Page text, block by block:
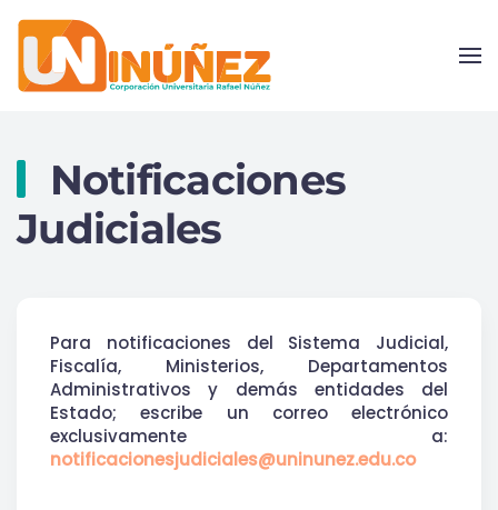
Skip to main content
Notificaciones
Judiciales
Para notificaciones del Sistema Judicial,
Fiscalía, Ministerios, Departamentos
Administrativos y demás entidades del
Estado; escribe un correo electrónico
exclusivamente a:
notificacionesjudiciales@uninunez.edu.co